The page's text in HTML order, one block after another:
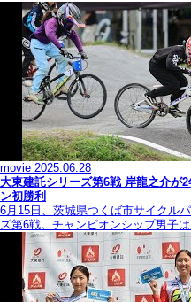
movie 2025.06.28
大東建託シリーズ第6戦 岸龍之介が
ン初勝利
6月15日、茨城県つくば市サイクル
ズ第6戦。チャンピオンシップ男子